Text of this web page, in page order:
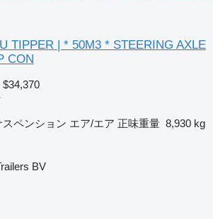
TIPPER | * 50M3 * STEERING AXLE
CON
$34,370
スペンション エア/エア 正味重量 8,930 kg
BV